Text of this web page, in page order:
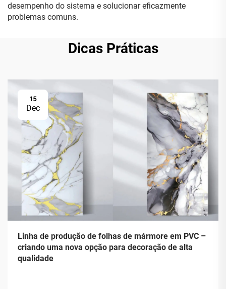
desempenho do sistema e solucionar eficazmente
problemas comuns.
Dicas Práticas
15
Dec
Linha de produção de folhas de mármore em PVC –
criando uma nova opção para decoração de alta
qualidade